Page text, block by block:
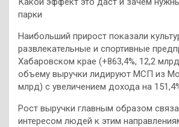
парки
Наибольший прирост показали
развлекательные и спортивные
Хабаровском крае (+863,4%, 12,2
объему выручки лидируют МСП из
млрд) с увеличением дохода на
Рост выручки главным образом
интересом людей к этим